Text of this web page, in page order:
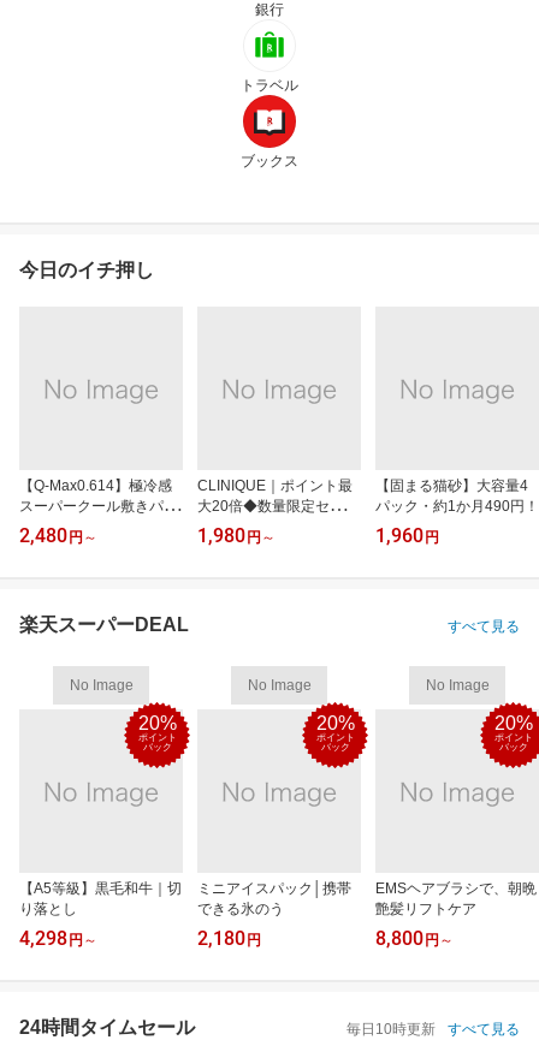
銀行
トラベル
ブックス
今日のイチ押し
【Q-Max0.614】極冷感
スーパークール敷きパッ
ド
2,480 円 ～
CLINIQUE｜ポイント最
大20倍◆数量限定セット
も
1,980 円 ～
【固まる猫砂】大容量4
パック・約1か月490円！
1,960 円
楽天スーパーDEAL すべて見る
No Image
20%
ポイント
バック
【A5等級】黒毛和牛｜切
り落とし
4,298 円 ～
No Image
20%
ポイント
バック
ミニアイスパック│携帯
できる氷のう
2,180 円
No Image
20%
ポイント
バック
EMSヘアブラシで、朝晩
艶髪リフトケア
8,800 円 ～
24時間タイムセール 毎日10時更新 すべて見る